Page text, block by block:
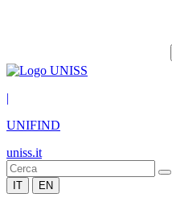
|
UNIFIND
uniss.it
IT EN